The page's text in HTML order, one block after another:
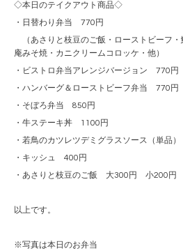
◇本日のテイクアウト商品◇
・日替わり弁当 770円
（あさりと枝豆のご飯・ローストビーフ・
庵みそ焼・カニクリームコロッケ・他）
・ビストロ弁当アレンジバージョン 770円
・ハンバーグ＆ローストビーフ弁当 770円
・そぼろ弁当 850円
・牛ステーキ丼 1100円
・若鳥のカツレツデミグラスソース（単品
・キッシュ 400円
・あさりと枝豆のご飯 大300円 小200円
以上です。
※写真は本日のお弁当